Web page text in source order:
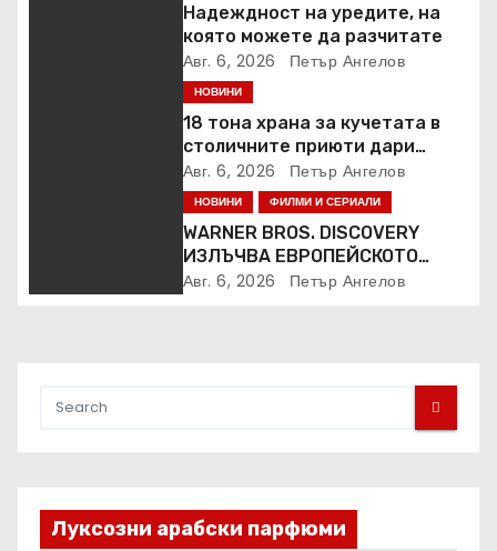
Надеждност на уредите, на
която можете да разчитате
Авг. 6, 2026 Петър Ангелов
НОВИНИ
18 тона храна за кучетата в
столичните приюти дари
Kaufland за година и половина
Авг. 6, 2026 Петър Ангелов
НОВИНИ ФИЛМИ И СЕРИАЛИ
WARNER BROS. DISCOVERY
ИЗЛЪЧВА ЕВРОПЕЙСКОТО
ПЪРВЕНСТВО ПО ЛЕКА
Авг. 6, 2026 Петър Ангелов
Луксозни арабски парфюми